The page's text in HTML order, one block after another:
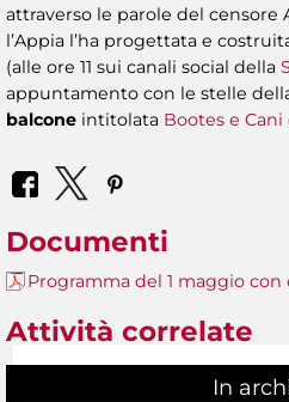
attraverso le parole del censore
l’Appia l’ha progettata e
(alle ore 11 sui canali social della
appuntamento con le stelle
balcone intitolata Bootes e Cani
Documenti
Programma del 1 maggio con
Attività correlate
In